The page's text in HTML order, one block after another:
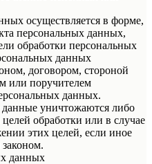
осуществляется в форме,
персональных данных,
обработки персональных
данных
договором, стороной
или поручителем
данных.
уничтожаются либо
обработки или в случае
этих целей, если иное
данных